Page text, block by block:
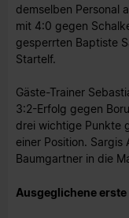
demselben Personal
mit 4:0 gegen
gesperrten Baptiste
Startelf.
Gäste-Trainer
3:2-Erfolg gegen
drei wichtige Punkte
einer Position.
Baumgartner in die
Ausgeglichene